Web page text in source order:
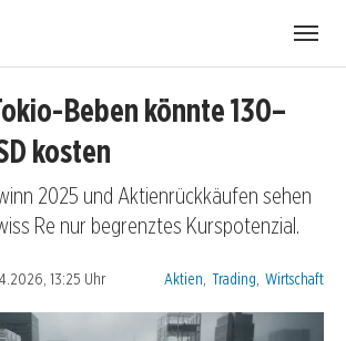
Beben könnte 130–
kosten
2025 und Aktienrückkäufen sehen
Re nur begrenztes Kurspotenzial.
13:25 Uhr Kategorien:
Aktien Trading Wirtschaft